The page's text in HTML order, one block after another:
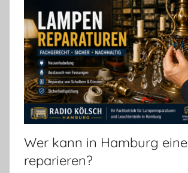
Wer kann in Hamburg
reparieren?